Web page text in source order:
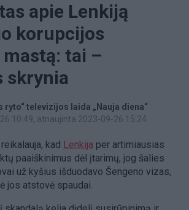
apie Lenkiją
korupcijos
tai –
skrynia
ryto“ televizijos laida „Nauja diena“
10:49, atnaujinta 2023-09-26 15:24
kad Lenkija per artimiausias
paaiškinimus dėl įtarimų, jog šalies
už kyšius išduodavo Šengeno vizas,
jos atstovė spaudai.